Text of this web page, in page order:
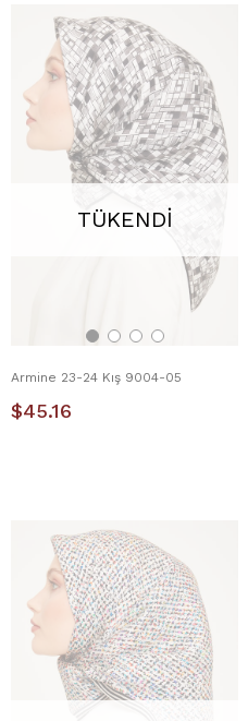
TÜKENDI
Armine 23-24 Kış 9004-05
$45.16